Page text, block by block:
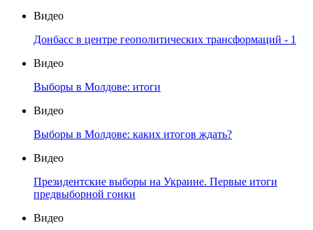
Видео
Донбасс в центре геополитических трансформаций - 1
Видео
Выборы в Молдове: итоги
Видео
Выборы в Молдове: каких итогов ждать?
Видео
Президентские выборы на Украине. Первые итоги
предвыборной гонки
Видео